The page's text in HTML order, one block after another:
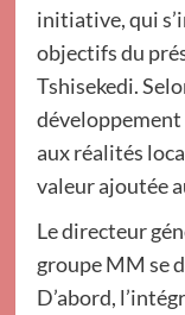
initiative, qui
objectifs du
Tshisekedi.
développement
aux réalités
valeur ajoutée
Le directeur
groupe MM se
D’abord,